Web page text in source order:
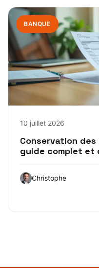
BANQUE
10 juillet 2026
Conservation
guide complet et
Christophe